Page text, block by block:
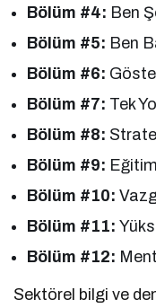
Bölüm #4: Ben
Bölüm #5: Ben
Bölüm #6:
Bölüm #7: Tek
Bölüm #8:
Bölüm #9:
Bölüm #10:
Bölüm #11:
Bölüm #12:
Sektörel bilgi ve